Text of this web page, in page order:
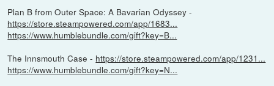
Plan B from Outer Space: A Bavarian Odyssey -
https://store.steampowered.com/app/1683...
https://www.humblebundle.com/gift?key=B...
The Innsmouth Case - https://store.steampowered.com/app/1231...
https://www.humblebundle.com/gift?key=N...